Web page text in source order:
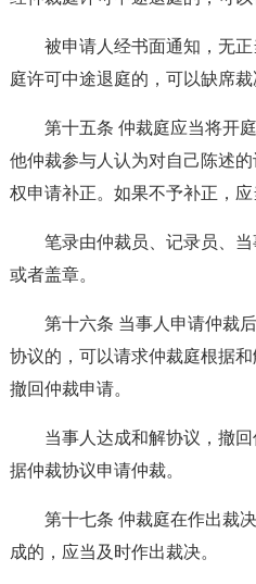
被申请人经书面通知，无
庭许可中途退庭的，可以缺席裁
第十五条 仲裁庭应当将开
他仲裁参与人认为对自己陈述
权申请补正。如果不予补正，应
笔录由仲裁员、记录员、
或者盖章。
第十六条 当事人申请仲裁
协议的，可以请求仲裁庭根据
撤回仲裁申请。
当事人达成和解协议，撤
据仲裁协议申请仲裁。
第十七条 仲裁庭在作出裁
成的，应当及时作出裁决。